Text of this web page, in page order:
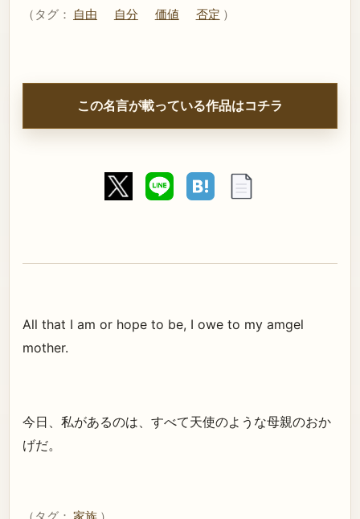
（タグ： 自由 自分 価値 否定 ）
この名言が載っている作品はコチラ
All that I am or hope to be, I owe to my amgel
mother.
今日、私があるのは、すべて天使のような母親のおか
げだ。